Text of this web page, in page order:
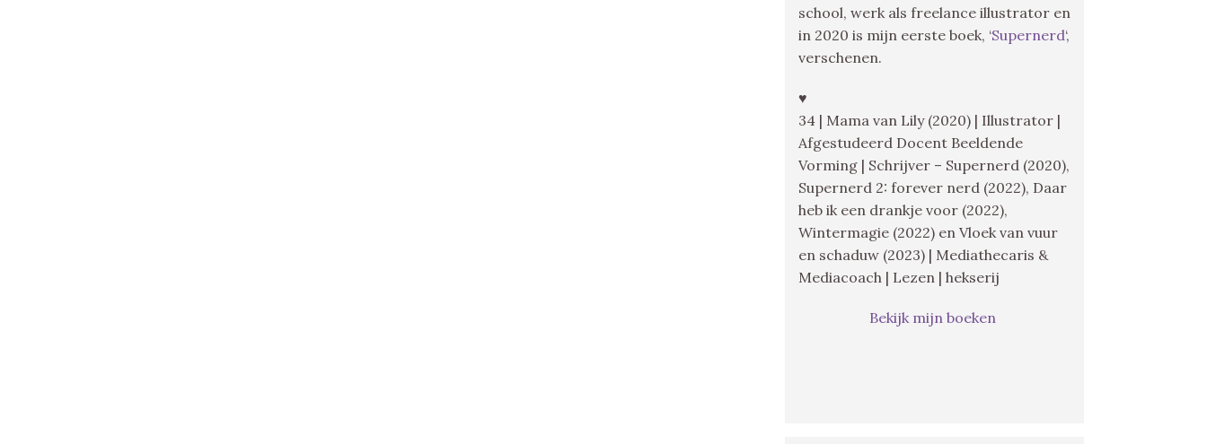
school, werk als freelance illustrator en
in 2020 is mijn eerste boek, ‘Supernerd‘,
verschenen.
♥
34 | Mama van Lily (2020) | Illustrator |
Afgestudeerd Docent Beeldende
Vorming | Schrijver – Supernerd (2020),
Supernerd 2: forever nerd (2022), Daar
heb ik een drankje voor (2022),
Wintermagie (2022) en Vloek van vuur
en schaduw (2023) | Mediathecaris &
Mediacoach | Lezen | hekserij
Bekijk mijn boeken